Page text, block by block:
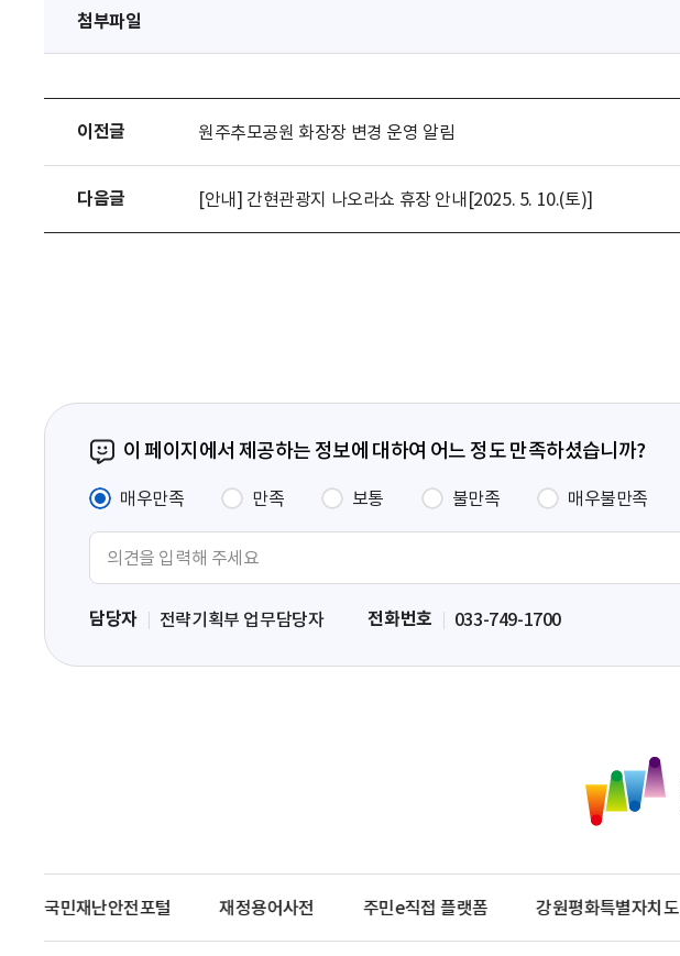
첨부파일
이전글 원주추모공원 화장장 변경 운영 알림
다음글 [안내] 간현관광지 나오라쇼 휴장 안내[2025. 5. 10.(토)]
이 페이지에서 제공하는 정보에 대하여 어느 정도 만족하셨습니까?
매우만족 만족 보통 불만족 매우불만족
력
담당자 전략기획부 업무담당자 전화번호 033-749-1700
주
시
설
관
리
국민재난안전포털 재정용어사전 주민e직접 플랫폼 강원평화특별자치도